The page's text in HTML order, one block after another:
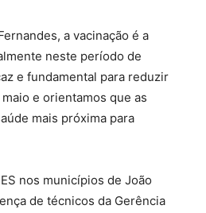
a vacinação é a
neste período de
e fundamental para reduzir
e orientamos que as
mais próxima para
nos municípios de João
de técnicos da Gerência